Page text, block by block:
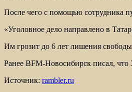
После чего с помощью сотрудника
«Уголовное дело направлено в
Им грозит до 6 лет лишения
Ранее BFM-Новосибирск писал, что
Источник: rambler.ru